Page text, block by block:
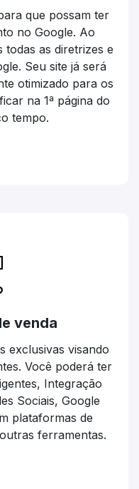
que possam ter
no Google. Ao
todas as diretrizes e
Seu site já será
otimizado para os
na 1ª página do
tempo.
venda
exclusivas visando
Você poderá ter
Integração
Sociais, Google
plataformas de
ferramentas.